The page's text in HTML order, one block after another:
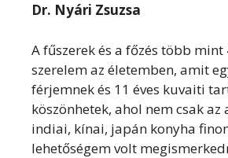
Dr. Nyári Zsuzsa
A fűszerek és a főzés több mint
szerelem az életemben, amit
férjemnek és 11 éves kuvaiti
köszönhetek, ahol nem csak az
indiai, kínai, japán konyha
lehetőségem volt